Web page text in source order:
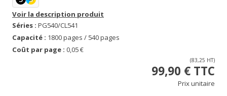
Voir la description produit
Séries : PG540/CL541
Capacité : 1800 pages / 540 pages
Coût par page : 0,05 €
(83,25 HT)
99,90 € TTC
Prix unitaire